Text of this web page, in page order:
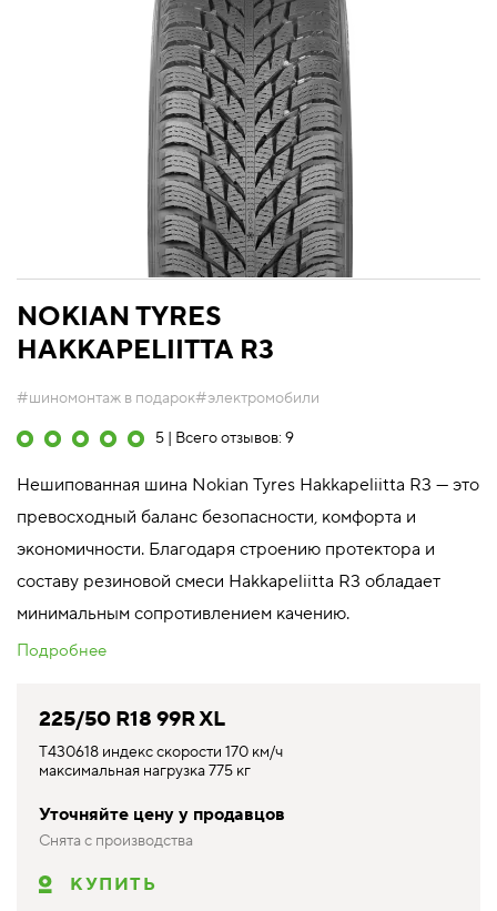
NOKIAN TYRES
HAKKAPELIITTA R3
#шиномонтаж в подарок#электромобили
5 | Всего отзывов: 9
Нешипованная шина Nokian Tyres Hakkapeliitta R3 — это
превосходный баланс безопасности, комфорта и
экономичности. Благодаря строению протектора и
составу резиновой смеси Hakkapeliitta R3 обладает
минимальным сопротивлением качению.
Подробнее
225/50 R18 99R XL
T430618 индекс скорости 170 км/ч
максимальная нагрузка 775 кг
Уточняйте цену у продавцов
Снята с производства
КУПИТЬ